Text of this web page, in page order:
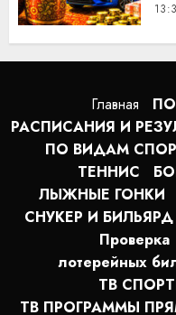
Главная
РАСПИСАНИЯ И
ПО ВИДАМ
ТЕННИС
ЛЫЖНЫЕ ГОНКИ
СНУКЕР И БИЛЬЯРД
Проверка
лотерейных
ТВ
ТВ ПРОГРАММЫ